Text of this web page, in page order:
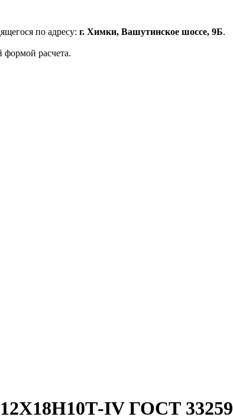
по адресу: г. Химки, Вашутинское шоссе, 9Б.
расчета.
IV ГОСТ 33259